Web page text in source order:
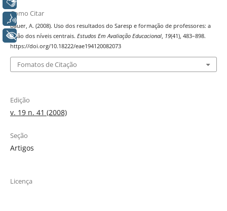
Como Citar
Bauer, A. (2008). Uso dos resultados do Saresp e formação de professores: a
visão dos níveis centrais. Estudos Em Avaliação Educacional, 19(41), 483–898.
https://doi.org/10.18222/eae194120082073
Fomatos de Citação
Edição
v. 19 n. 41 (2008)
Seção
Artigos
Licença
Voz
+ Acessibilidade